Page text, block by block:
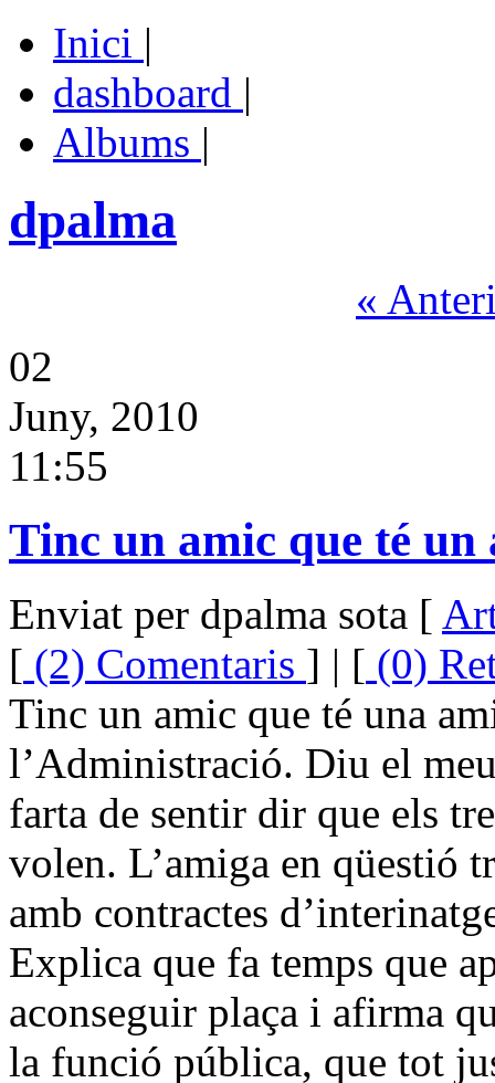
Inici |
dashboard |
Albums |
dpalma
«
02
Juny, 2010
11:55
Tinc un amic que té un
Enviat per dpalma sota [
[ (2) Comentaris ] | [ (0)
Tinc un amic que té una
l’Administració. Diu el
farta de sentir dir que els
volen. L’amiga en qüestió
amb contractes
Explica que fa temps que
aconseguir plaça i afirma
la funció pública, que tot